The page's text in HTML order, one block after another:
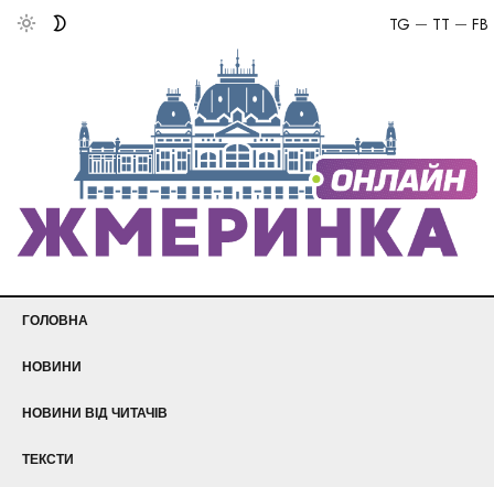
FB
TT
TG
ГОЛОВНА
НОВИНИ
НОВИНИ ВІД ЧИТАЧІВ
ТЕКСТИ